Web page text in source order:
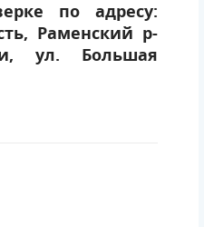
по адресу:
Раменский р-
ул. Большая